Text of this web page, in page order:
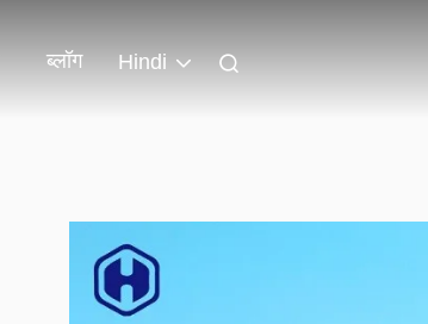
ब्लॉग Hindi